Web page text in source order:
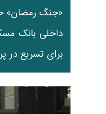
داخلی بانک
برای تسریع در